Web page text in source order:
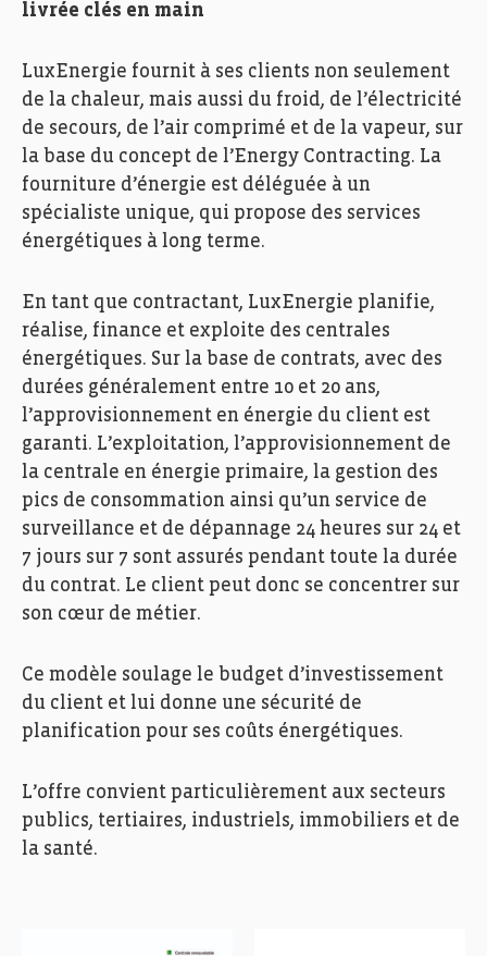
livrée clés en main
LuxEnergie fournit à ses clients non seulement
de la chaleur, mais aussi du froid, de l’électricité
de secours, de l’air comprimé et de la vapeur, sur
la base du concept de l’Energy Contracting. La
fourniture d’énergie est déléguée à un
spécialiste unique, qui propose des services
énergétiques à long terme.
En tant que contractant, LuxEnergie planifie,
réalise, finance et exploite des centrales
énergétiques. Sur la base de contrats, avec des
durées généralement entre 10 et 20 ans,
l’approvisionnement en énergie du client est
garanti. L’exploitation, l’approvisionnement de
la centrale en énergie primaire, la gestion des
pics de consommation ainsi qu’un service de
surveillance et de dépannage 24 heures sur 24 et
7 jours sur 7 sont assurés pendant toute la durée
du contrat. Le client peut donc se concentrer sur
son cœur de métier.
Ce modèle soulage le budget d’investissement
du client et lui donne une sécurité de
planification pour ses coûts énergétiques.
L’offre convient particulièrement aux secteurs
publics, tertiaires, industriels, immobiliers et de
la santé.